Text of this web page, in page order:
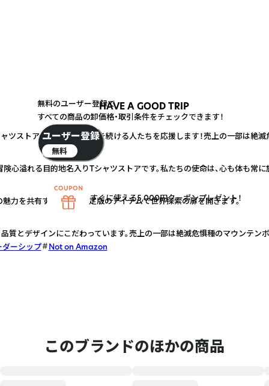
HAVE A GOOD TRIP
ストア。心も体も常に旅を続ける人たちを応援します！売上の一部は絶
心溢れる目的地名入りTシャツストアです。私たちの使命は、心も体も常
力を共有するための限定版のアイテムで世界探索の扉を開きます。
質とデザインにこだわっています。売上の一部は絶滅危惧種のマウンテン
ーシップ
Not on Amazon
このブランドのほかの商品
無料のユーザー登録で
すべての商品の卸価格・取引条件をチェックできます！
ユーザー登録
無料
すぐに使える5,000円クーポンプレゼント！